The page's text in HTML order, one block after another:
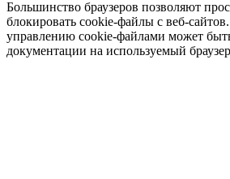
Большинство браузеров позволяют
блокировать cookie-файлы c веб-
управлению cookie-файлами может
документации на используемый